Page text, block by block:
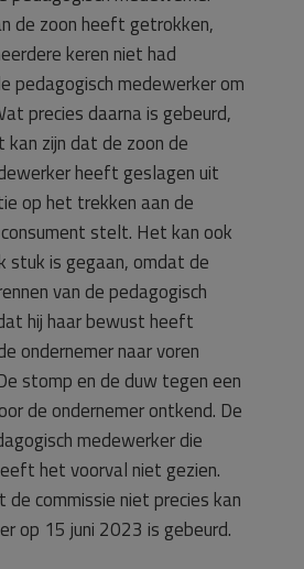
de zoon heeft getrokken,
keren niet had
pedagogisch medewerker om
precies daarna is gebeurd,
kan zijn dat de zoon de
heeft geslagen uit
op het trekken aan de
stelt. Het kan ook
stuk is gegaan, omdat de
van de pedagogisch
hij haar bewust heeft
ondernemer naar voren
stomp en de duw tegen een
de ondernemer ontkend. De
medewerker die
het voorval niet gezien.
commissie niet precies kan
op 15 juni 2023 is gebeurd.